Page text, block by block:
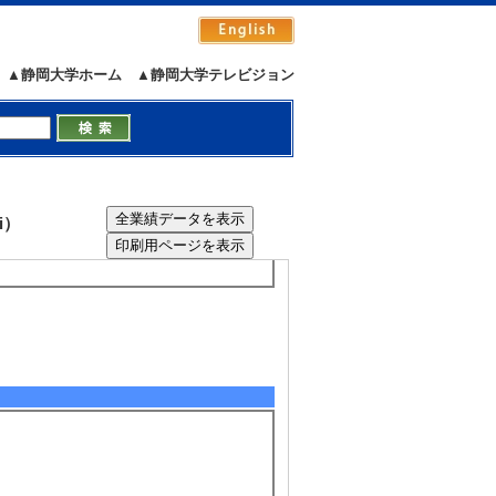
▲静岡大学テレビジョン
▲静岡大学ホーム
性と動態予測 （2024年7月 - 2026年
研究所⻑育成プログラム [担当区分]